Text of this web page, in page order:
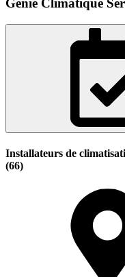
Génie Climatique
Installateurs de
(66)